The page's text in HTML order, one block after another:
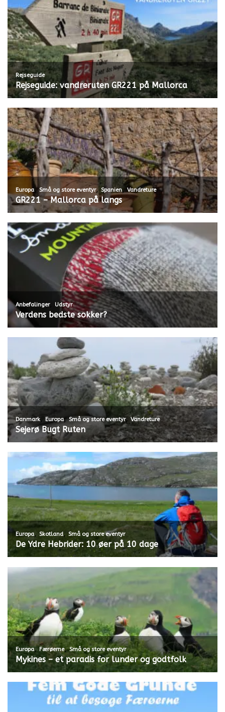
Rejseguide
Rejseguide: vandreruten GR221 på Mallorca
Europa, Små og store eventyr, Spanien, Vandreture
GR221 – Mallorca på langs
Anbefalinger, Udstyr
Verdens bedste sokker?
Danmark, Europa,Små og store eventyr,Vandreture
Sejerø Bugt Ruten
Europa, Skotland, Små og store eventyr
De Ydre Hebrider: 10 øer på 10 dage
Europa,Færøerne,Små og store eventyr
Mykines – et paradis for lunder og godtfolk